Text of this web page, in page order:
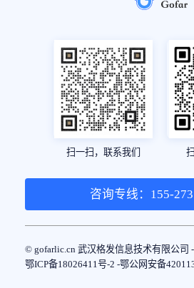
扫一扫，联系我们
咨询专线：155-
© gofarlic.cn 武汉格发信息技术有限公司 -
鄂ICP备18026411号-2 -鄂公网安备